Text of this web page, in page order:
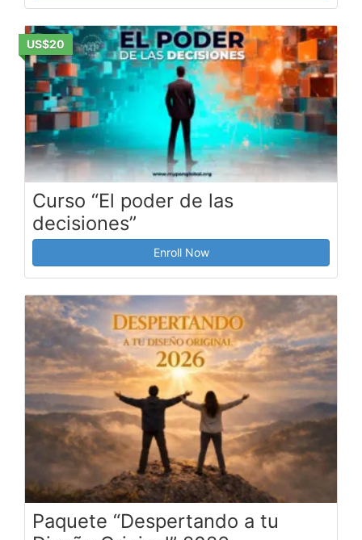
US$20
Curso “El poder de las
decisiones”
Enroll Now
Paquete “Despertando a tu